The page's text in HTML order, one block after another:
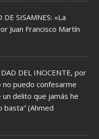
DE SISAMNES: «La
Juan Francisco Martín
DEL INOCENTE, por
no puedo confesarme
delito que jamás he
basta” (Ahmed